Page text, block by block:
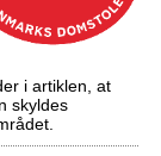
i artiklen, at
skyldes